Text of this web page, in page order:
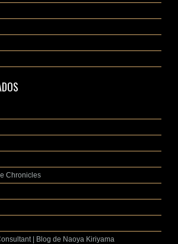
Chronicles
| Blog de Naoya Kiriyama